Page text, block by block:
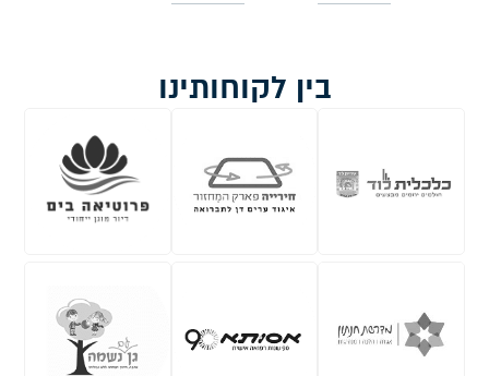
בין לקוחותינו